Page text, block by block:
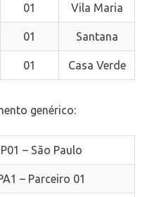
01 Vila Maria
01 Santana
01 Casa Verde
genérico:
– São Paulo
– Parceiro 01